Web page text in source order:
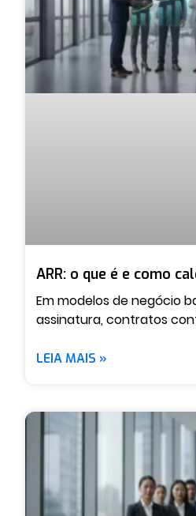
ARR: o que é e como
Em modelos de negócio
assinatura, contratos
LEIA MAIS »